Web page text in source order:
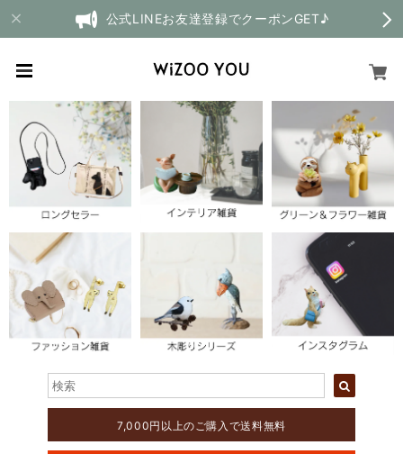
公式LINEお友達登録でクーポンGET♪
7,000円以上のご購入で送料無料